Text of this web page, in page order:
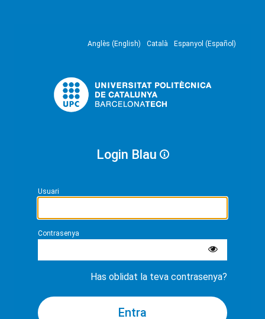
Anglès (English) Català Espanyol (Español)
Login Blau
Usuari
Contrasenya
Has oblidat la teva contrasenya?